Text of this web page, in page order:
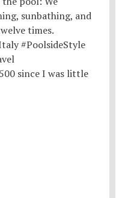
since I was little